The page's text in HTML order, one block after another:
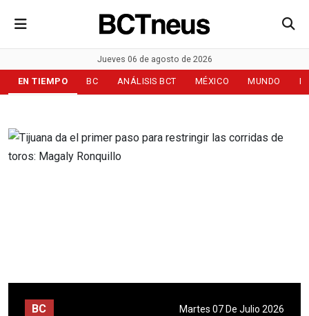
Jueves 06 de agosto de 2026
EN TIEMPO BC ANÁLISIS BCT MÉXICO MUNDO
BC
Martes 07 De Julio 2026